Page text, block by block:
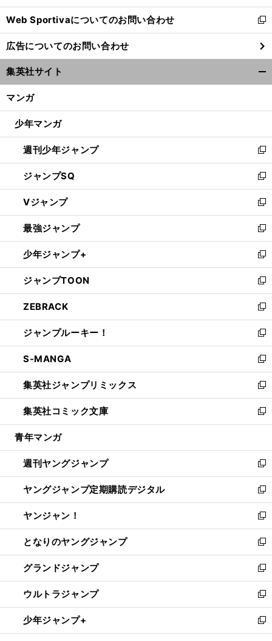
開
く
Web Sportivaについてのお問い合わせ
新
し
い
ウ
ィ
ン
ウ
開
く
広告についてのお問い合わせ
集英社サイト
マンガ
少年マンガ
週刊少年ジャンプ
新
し
い
ウ
ィ
ン
ド
ウ
で
開
く
ジャンプSQ
新
し
い
ウ
ィ
ン
ド
ウ
で
開
く
Vジャンプ
新
し
い
ウ
ィ
ン
ド
ウ
で
開
く
最強ジャンプ
新
し
い
ウ
ィ
ン
ド
ウ
で
開
く
少年ジャンプ+
新
し
い
ウ
ィ
ン
ド
ウ
で
開
く
ジャンプTOON
新
し
い
ウ
ィ
ン
ド
ウ
で
開
く
ZEBRACK
新
し
い
ウ
ィ
ン
ド
ウ
で
開
ジャンプルーキー！
新
し
い
ウ
ィ
ン
ド
ウ
開
く
S-MANGA
新
し
い
ウ
ィ
ン
ウ
で
開
く
集英社ジャンプリミックス
新
し
い
ウ
ン
ド
ウ
で
開
く
集英社コミック文庫
新
し
ウ
ィ
ン
ド
ウ
で
開
く
青年マンガ
週刊ヤングジャンプ
新
し
い
ウ
ィ
ン
ド
ウ
で
開
く
ヤングジャンプ定期購読デジタル
新
し
い
ウ
ィ
ン
ド
ウ
で
開
く
ヤンジャン！
新
し
い
ウ
ィ
ン
ド
ウ
で
開
となりのヤングジャンプ
新
し
い
ウ
ィ
ン
ド
ウ
グランドジャンプ
新
し
い
ウ
ィ
ン
ウルトラジャンプ
新
し
い
ウ
少年ジャンプ+
新
し